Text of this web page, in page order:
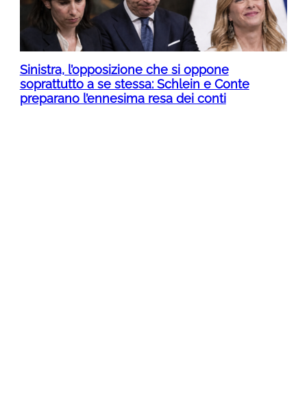
Sinistra, l’opposizione che si oppone
soprattutto a se stessa: Schlein e Conte
preparano l’ennesima resa dei conti